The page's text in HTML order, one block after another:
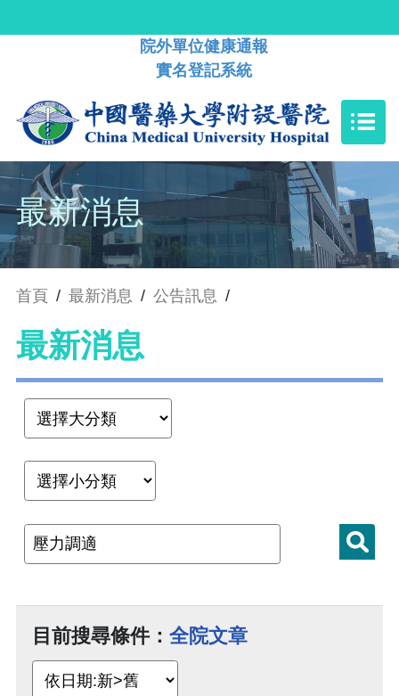
院外單位健康通報
實名登記系統
最新消息
首頁 / 最新消息 / 公告訊息 /
最新消息
目前搜尋條件： 全院文章